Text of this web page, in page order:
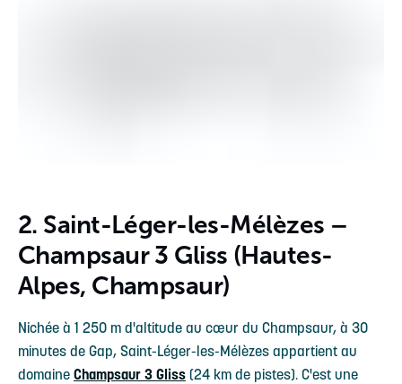
2. Saint-Léger-les-Mélèzes –
Champsaur 3 Gliss (Hautes-
Alpes, Champsaur)
Nichée à 1 250 m d'altitude au cœur du Champsaur, à 30
minutes de Gap, Saint-Léger-les-Mélèzes appartient au
domaine Champsaur 3 Gliss (24 km de pistes). C'est une